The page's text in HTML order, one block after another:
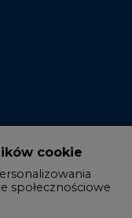
cookie
społecznościowe